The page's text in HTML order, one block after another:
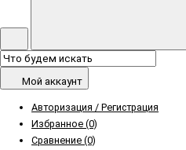
Мой аккаунт
Авторизация / Регистрация
Избранное (0)
Сравнение (0)